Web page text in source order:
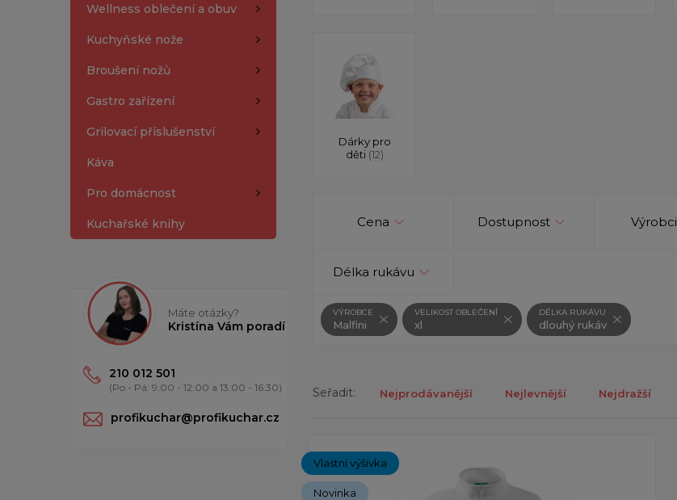
Wellness oblečení a obuv
Kuchyňské nože
Broušení nožů
Gastro zařízení
Grilovací příslušenství
Káva
Pro domácnost
Kuchařské knihy
Máte otázky?
Kristína Vám poradí
210 012 501
(Po - Pá: 9:00 - 12:00 a 13:00 - 16:30)
profikuchar@profikuchar.cz
Dárky pro
děti (12)
Cena Dostupnost Výrobci
Délka rukávu
VÝROBCE
Malfini
VELIKOST OBLEČENÍ
xl
DÉLKA RUKÁVU
dlouhý rukáv
Seřadit: Nejprodávanější Nejlevnější Nejdražší
Vlastní výšivka
Novinka